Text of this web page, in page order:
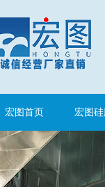
宏图首页 宏图